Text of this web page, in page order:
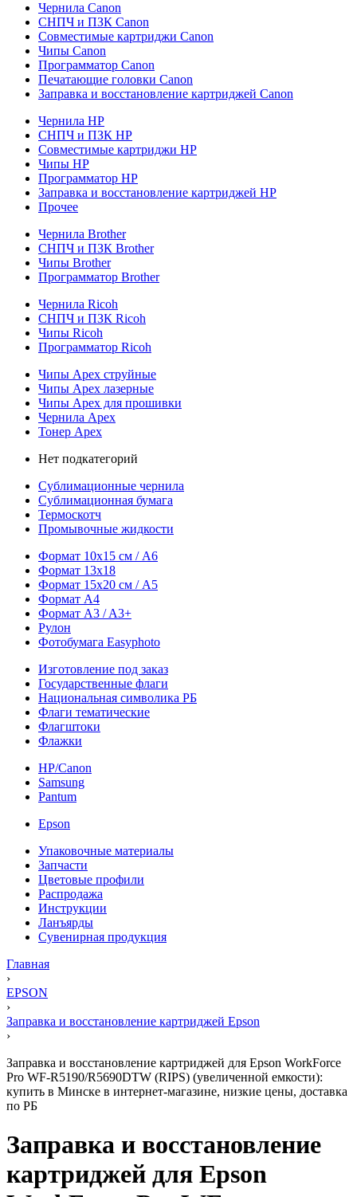
Чернила Canon
СНПЧ и ПЗК Canon
Совместимые картриджи Canon
Чипы Canon
Программатор Canon
Печатающие головки Canon
Заправка и восстановление картриджей Canon
Чернила HP
СНПЧ и ПЗК HP
Совместимые картриджи HP
Чипы HP
Программатор HP
Заправка и восстановление картриджей HP
Прочее
Чернила Brother
СНПЧ и ПЗК Brother
Чипы Brother
Программатор Brother
Чернила Ricoh
СНПЧ и ПЗК Ricoh
Чипы Ricoh
Программатор Ricoh
Чипы Apex струйные
Чипы Apex лазерные
Чипы Apex для прошивки
Чернила Apex
Тонер Apex
Нет подкатегорий
Сублимационные чернила
Сублимационная бумага
Термоскотч
Промывочные жидкости
Формат 10х15 см / A6
Формат 13х18
Формат 15х20 см / A5
Формат А4
Формат A3 / A3+
Рулон
Фотобумага Easyphoto
Изготовление под заказ
Государственные флаги
Национальная символика РБ
Флаги тематические
Флагштоки
Флажки
HP/Canon
Samsung
Pantum
Epson
Упаковочные материалы
Запчасти
Цветовые профили
Распродажа
Инструкции
Ланъярды
Сувенирная продукция
Главная
›
EPSON
›
Заправка и восстановление картриджей Epson
›
Заправка и восстановление картриджей для Epson WorkForce
Pro WF-R5190/R5690DTW (RIPS) (увеличенной емкости):
купить в Минске в интернет-магазине, низкие цены, доставка
по РБ
Заправка и восстановление
картриджей для Epson